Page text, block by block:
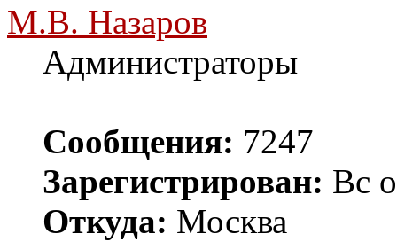
М.В. Назаров
Администраторы
Сообщения: 7247
Зарегистрирован: Вс
Откуда: Москва